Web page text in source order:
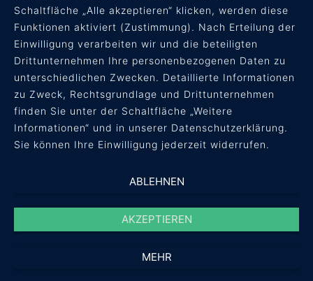
RECHTLICHES
AGB
Datenschutz
Impressum
Schaltfläche „Alle akzeptieren“ klicken, werden diese
Funktionen aktiviert (Zustimmung). Nach Erteilung der
Einwilligung verarbeiten wir und die beteiligten
Drittunternehmen Ihre personenbezogenen Daten zu
unterschiedlichen Zwecken. Detaillierte Informationen
zu Zweck, Rechtsgrundlage und Drittunternehmen
finden Sie unter der Schaltfläche „Weitere
Informationen“ und in unserer Datenschutzerklärung.
Sie können Ihre Einwilligung jederzeit widerrufen.
ABLEHNEN
AKZEPTIEREN
MEHR